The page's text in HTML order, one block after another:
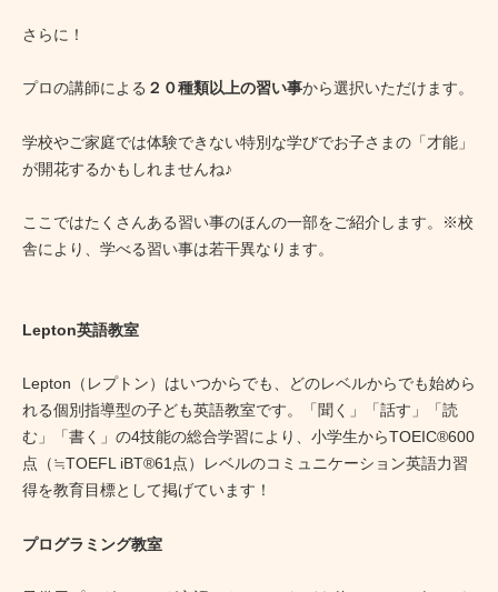
さらに！
プロの講師による ２０種類以上の習い事から選択いただけます。
学校やご家庭では体験できない特別な学びでお子さまの「才能」
が開花するかもしれませんね♪
ここではたくさんある習い事のほんの一部をご紹介します。※校
舎により、学べる習い事は若干異なります。
Lepton英語教室
Lepton（レプトン）はいつからでも、どのレベルからでも始めら
れる個別指導型の子ども英語教室です。「聞く」「話す」「読
む」「書く」の4技能の総合学習により、小学生からTOEIC®600
点（≒TOEFL iBT®61点）レベルのコミュニケーション英語力習
得を教育目標として掲げています！
プログラミング教室